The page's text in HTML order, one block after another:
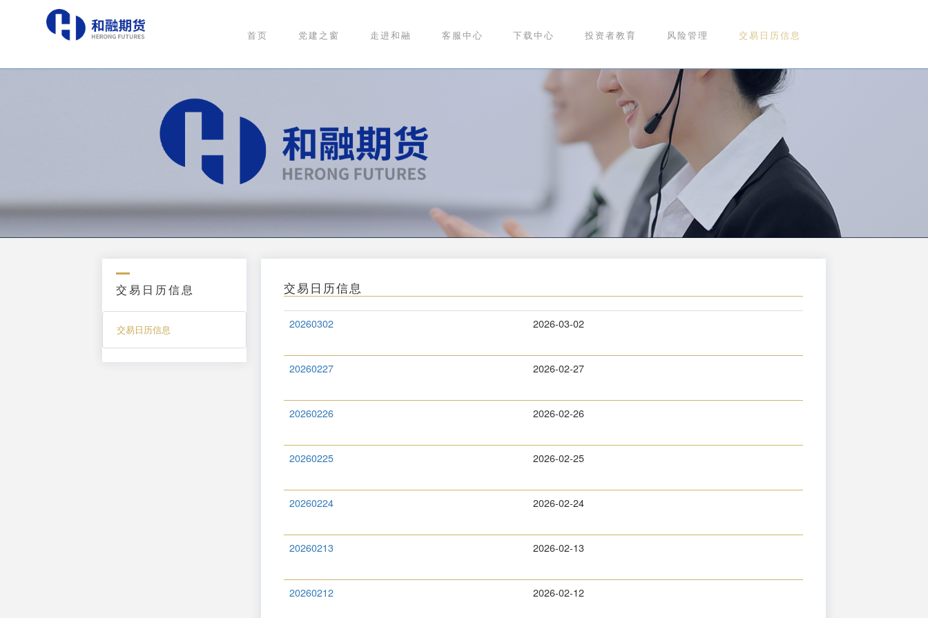
首页 党建之窗 走进和融 客服中心 下载中心 投资者教育 风险管理 交易日历信息
交易日历信息
交易日历信息
交易日历信息
20260302 2026-03-02
20260227 2026-02-27
20260226 2026-02-26
20260225 2026-02-25
20260224 2026-02-24
20260213 2026-02-13
20260212 2026-02-12